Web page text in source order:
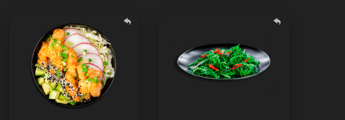
Боул Чикен
300 гр.
Состав:
Рис, курица в кляре, авокадо,
соус Карри, салат айсберг,
редис, лук зеленый, семя
130 гр.
Состав:
Водоросли чука и вакаме, соус